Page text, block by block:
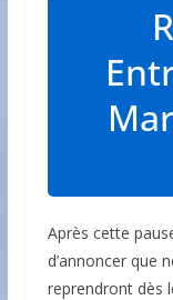
Après cette
d’annoncer que
reprendront dès